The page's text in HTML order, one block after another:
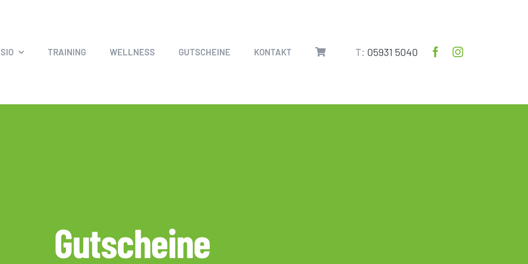
TRAINING WELLNESS GUTSCHEINE KONTAKT T: 05931 5040
Gutscheine